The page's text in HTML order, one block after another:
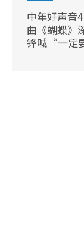
中年好声音
曲《蝴蝶》
锋喊“一定